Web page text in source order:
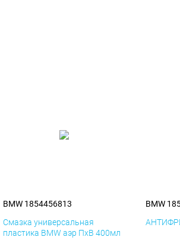
BMW 1854456813
Смазка универсальная
пластика BMW аэр ПхВ 400мл
BMW